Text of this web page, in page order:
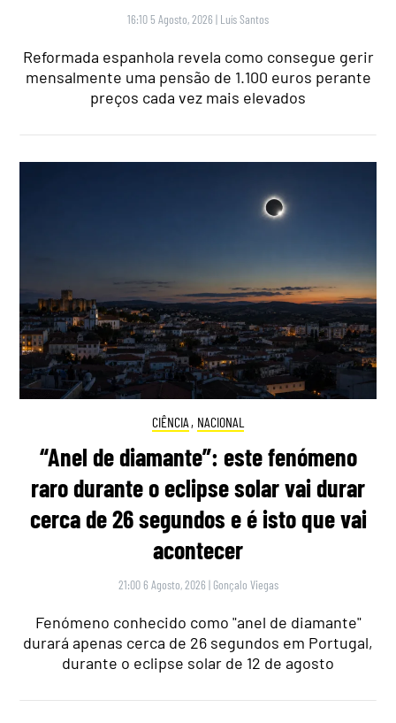
16:10 5 Agosto, 2026 | Luís Santos
Reformada espanhola revela como consegue gerir
mensalmente uma pensão de 1.100 euros perante
preços cada vez mais elevados
CIÊNCIA , NACIONAL
“Anel de diamante”: este fenómeno
raro durante o eclipse solar vai durar
cerca de 26 segundos e é isto que vai
acontecer
21:00 6 Agosto, 2026 | Gonçalo Viegas
Fenómeno conhecido como "anel de diamante"
durará apenas cerca de 26 segundos em Portugal,
durante o eclipse solar de 12 de agosto